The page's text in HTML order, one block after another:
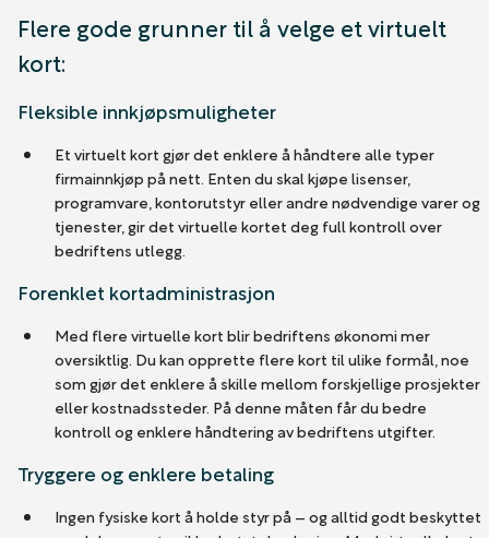
Flere gode grunner til å velge et virtuelt
kort:
Fleksible innkjøpsmuligheter
Et virtuelt kort gjør det enklere å håndtere alle typer
firmainnkjøp på nett. Enten du skal kjøpe lisenser,
programvare, kontorutstyr eller andre nødvendige varer og
tjenester, gir det virtuelle kortet deg full kontroll over
bedriftens utlegg.
Forenklet kortadministrasjon
Med flere virtuelle kort blir bedriftens økonomi mer
oversiktlig. Du kan opprette flere kort til ulike formål, noe
som gjør det enklere å skille mellom forskjellige prosjekter
eller kostnadssteder. På denne måten får du bedre
kontroll og enklere håndtering av bedriftens utgifter.
Tryggere og enklere betaling
Ingen fysiske kort å holde styr på – og alltid godt beskyttet